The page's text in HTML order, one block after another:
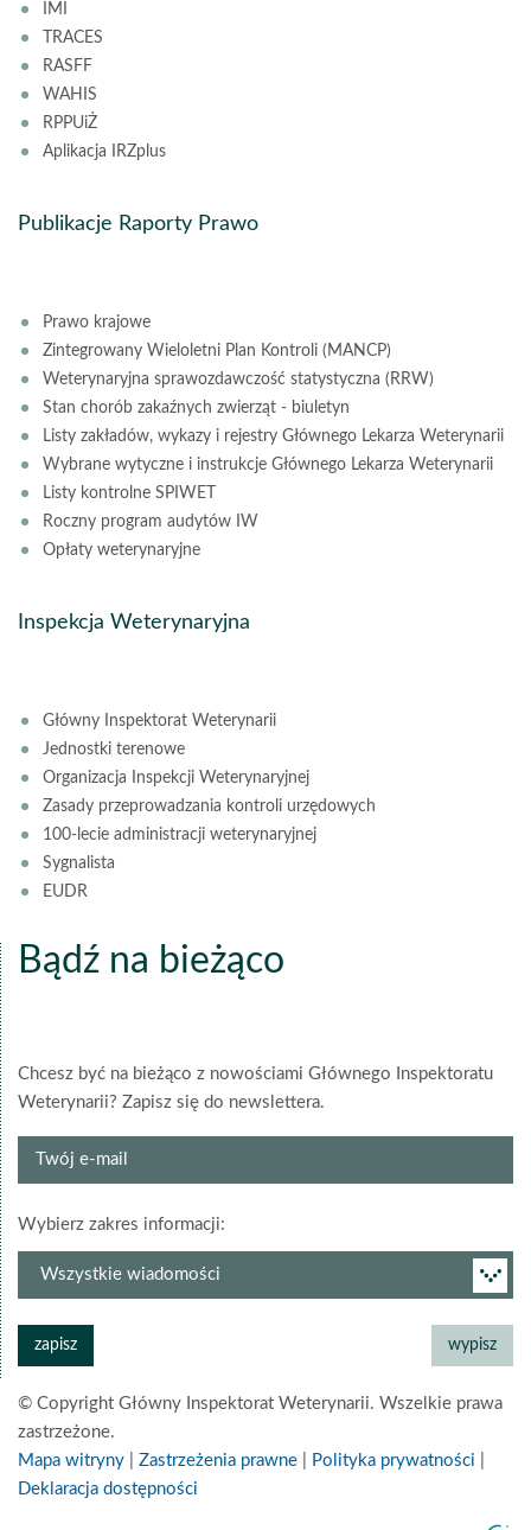
IMI
TRACES
RASFF
WAHIS
RPPUiŻ
Aplikacja IRZplus
Publikacje Raporty Prawo
Prawo krajowe
Zintegrowany Wieloletni Plan Kontroli (MANCP)
Weterynaryjna sprawozdawczość statystyczna (RRW)
Stan chorób zakaźnych zwierząt - biuletyn
Listy zakładów, wykazy i rejestry Głównego Lekarza Weterynarii
Wybrane wytyczne i instrukcje Głównego Lekarza Weterynarii
Listy kontrolne SPIWET
Roczny program audytów IW
Opłaty weterynaryjne
Inspekcja Weterynaryjna
Główny Inspektorat Weterynarii
Jednostki terenowe
Organizacja Inspekcji Weterynaryjnej
Zasady przeprowadzania kontroli urzędowych
100-lecie administracji weterynaryjnej
Sygnalista
EUDR
Bądź na bieżąco
Chcesz być na bieżąco z nowościami Głównego Inspektoratu
Weterynarii? Zapisz się do newslettera.
Twój
Wybierz zakres informacji:
newslettera
© Copyright Główny Inspektorat Weterynarii. Wszelkie prawa
zastrzeżone.
Mapa witryny
Zastrzeżenia prawne Polityka prywatności
Deklaracja dostępności